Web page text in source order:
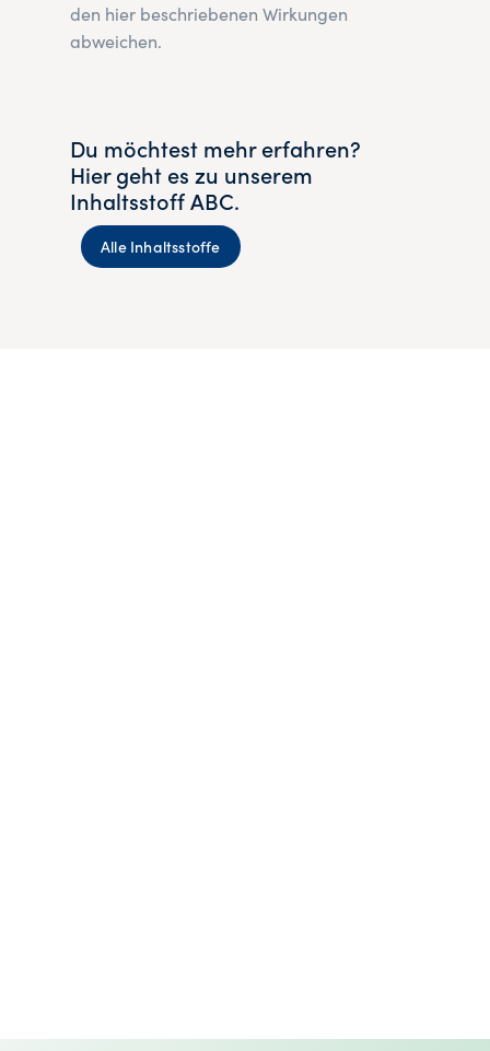
den hier beschriebenen Wirkungen
abweichen.
Du möchtest mehr erfahren?
Hier geht es zu unserem
Inhaltsstoff ABC.
Alle Inhaltsstoffe